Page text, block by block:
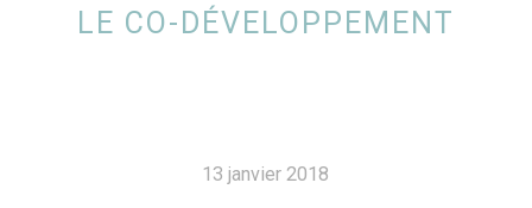
LE CO-DÉVELOPPEMENT
13 janvier 2018